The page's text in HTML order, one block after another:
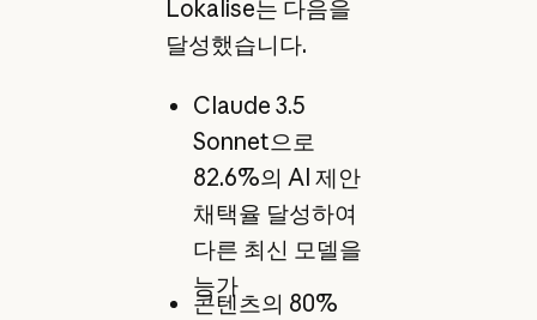
Lokalise는 다음을
달성했습니다.
Claude 3.5
Sonnet으로
82.6%의 AI 제안
채택율 달성하여
다른 최신 모델을
능가
콘텐츠의 80%